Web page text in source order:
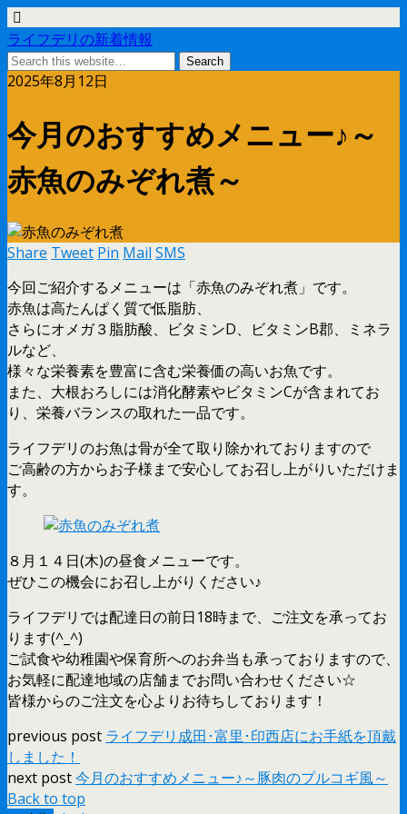
ライフデリの新着情報
2025年8月12日
今月のおすすめメニュー♪～
赤魚のみぞれ煮～
Share Tweet Pin Mail SMS
今回ご紹介するメニューは「赤魚のみぞれ煮」です。
赤魚は高たんぱく質で低脂肪、
さらにオメガ３脂肪酸、ビタミンD、ビタミンB郡、ミネラ
ルなど、
様々な栄養素を豊富に含む栄養価の高いお魚です。
また、大根おろしには消化酵素やビタミンCが含まれてお
り、栄養バランスの取れた一品です。
ライフデリのお魚は骨が全て取り除かれておりますので
ご高齢の方からお子様まで安心してお召し上がりいただけま
す。
８月１４日(木)の昼食メニューです。
ぜひこの機会にお召し上がりください♪
ライフデリでは配達日の前日18時まで、ご注文を承ってお
ります(^_^)
ご試食や幼稚園や保育所へのお弁当も承っておりますので、
お気軽に配達地域の店舗までお問い合わせください☆
皆様からのご注文を心よりお待ちしております！
previous post ライフデリ成田･富里･印西店にお手紙を頂戴
しました！
next post今月のおすすめメニュー♪～豚肉のプルコギ風～
Back to top